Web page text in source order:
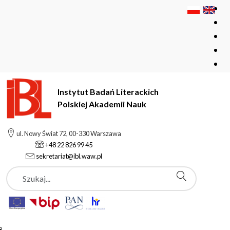
Instytut Badań Literackich
Polskiej Akademii Nauk
ul. Nowy Świat 72, 00-330 Warszawa
+48 22 826 99 45
sekretariat@ibl.waw.pl
Szukaj
Instytut Badań Literackich Polskiej Akademii Nauk
Pracownie i zespoły
PRO RHETORICA Interdyscyplinarne Centrum Retoryki
PRO RHETORICA